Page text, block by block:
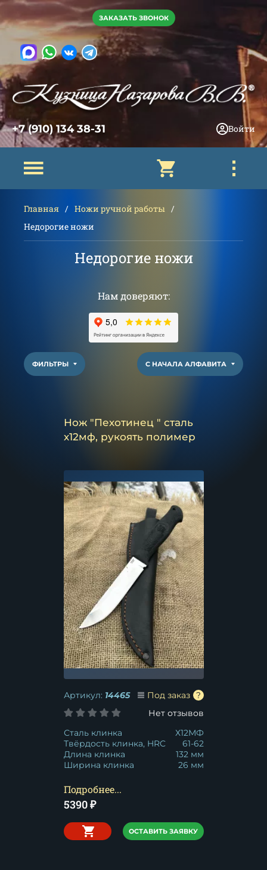
ЗАКАЗАТЬ ЗВОНОК
+7 (910) 134 38-31 Войти
Главная
Ножи ручной работы
Недорогие ножи
Недорогие ножи
Нам доверяют:
ФИЛЬТРЫ С НАЧАЛА АЛФАВИТА
Нож "Пехотинец " сталь
х12мф, рукоять полимер
Артикул: 14465
Под заказ
Нет отзывов
Сталь клинка
Х12МФ
Твёрдость клинка, HRC
61-62
Длина клинка
132 мм
Ширина клинка
26 мм
Подробнее...
5390₽
ОСТАВИТЬ ЗАЯВКУ